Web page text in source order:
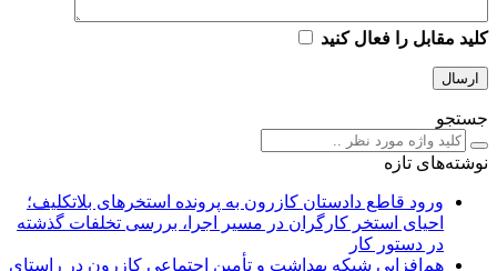
کلید مقابل را فعال کنید
جستجو
نوشته‌های تازه
ورود قاطع دادستان کازرون به پرونده استخرهای بلاتکلیف؛
احیای استخر کارگران در مسیر اجرا، بررسی تخلفات گذشته
در دستور کار
هم‌افزایی شبکه بهداشت و تأمین اجتماعی کازرون در راستای